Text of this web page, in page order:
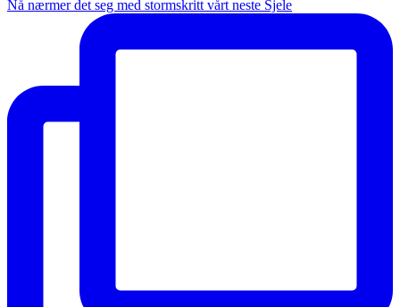
Nå nærmer det seg med stormskritt vårt neste Sjele